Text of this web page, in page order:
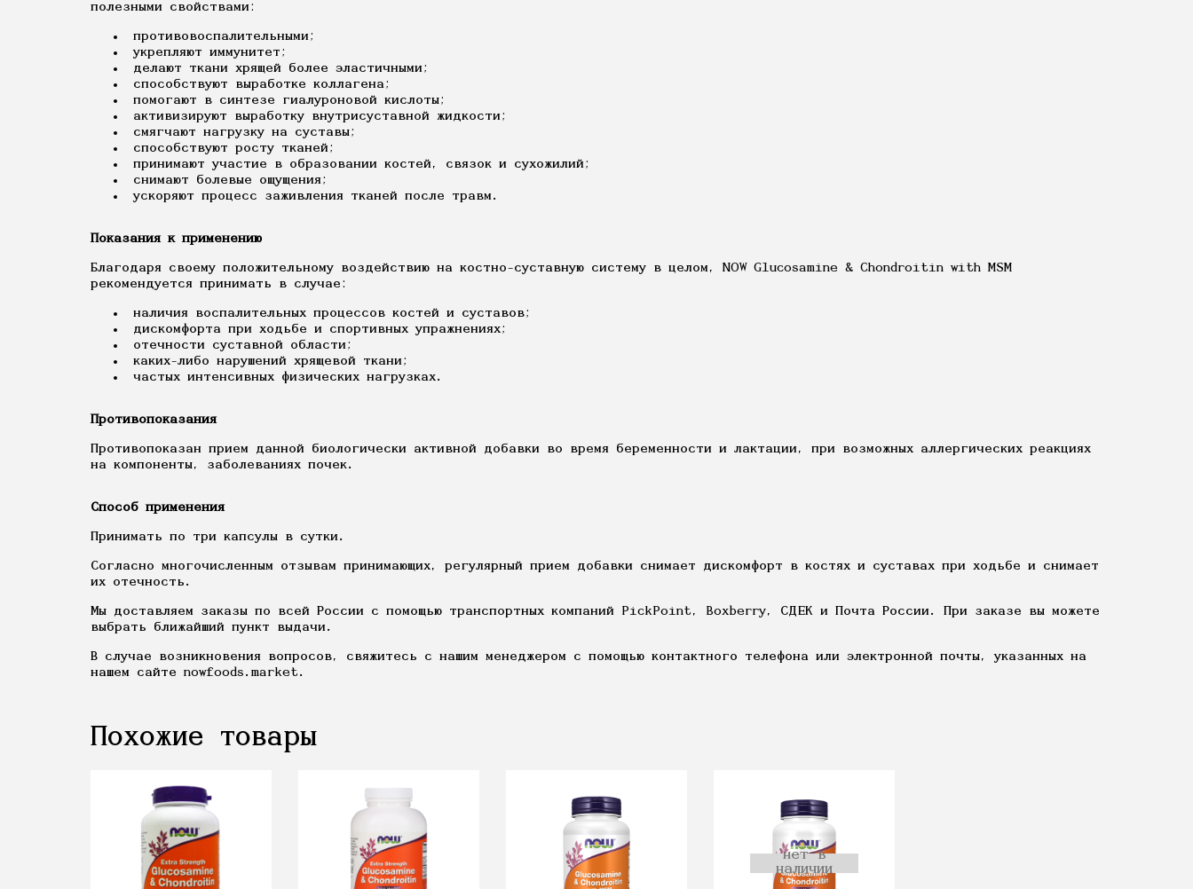
полезными свойствами:
противовоспалительными;
укрепляют иммунитет;
делают ткани хрящей более эластичными;
способствуют выработке коллагена;
помогают в синтезе гиалуроновой кислоты;
активизируют выработку внутрисуставной жидкости;
смягчают нагрузку на суставы;
способствуют росту тканей;
принимают участие в образовании костей, связок и сухожилий;
снимают болевые ощущения;
ускоряют процесс заживления тканей после травм.
Показания к применению
Благодаря своему положительному воздействию на костно-суставную систему в целом, NOW Glucosamine & Chondroitin with MSM
рекомендуется принимать в случае:
наличия воспалительных процессов костей и суставов;
дискомфорта при ходьбе и спортивных упражнениях;
отечности суставной области;
каких-либо нарушений хрящевой ткани;
частых интенсивных физических нагрузках.
Противопоказания
Противопоказан прием данной биологически активной добавки во время беременности и лактации, при возможных аллергических реакциях
на компоненты, заболеваниях почек.
Способ применения
Принимать по три капсулы в сутки.
Согласно многочисленным отзывам принимающих, регулярный прием добавки снимает дискомфорт в костях и суставах при ходьбе и снимает
их отечность.
Мы доставляем заказы по всей России с помощью транспортных компаний PickPoint, Boxberry, СДЕК и Почта России. При заказе вы можете
выбрать ближайший пункт выдачи.
В случае возникновения вопросов, свяжитесь с нашим менеджером с помощью контактного телефона или электронной почты, указанных на
нашем сайте nowfoods.market.
Похожие товары
нет в
наличии